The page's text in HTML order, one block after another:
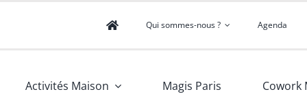
Qui sommes-nous ? Agenda
Activités Maison Magis Paris Cowork